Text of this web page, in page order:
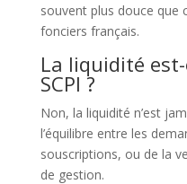
souvent plus douce que
fonciers français.
La liquidité
SCPI ?
Non, la liquidité n’est
l’équilibre entre les
souscriptions, ou de la
de gestion.